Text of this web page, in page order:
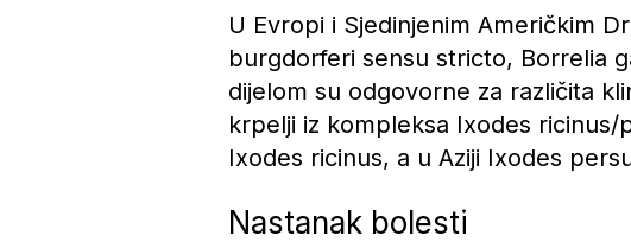
U Evropi i Sjedinjenim Američkim
burgdorferi sensu stricto, Borrelia
dijelom su odgovorne za različita
krpelji iz kompleksa Ixodes
Ixodes ricinus, a u Aziji Ixodes
Nastanak bolesti